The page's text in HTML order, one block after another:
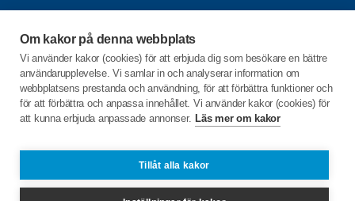
Om kakor på denna webbplats
Vi använder kakor (cookies) för att erbjuda dig som besökare en bättre
användarupplevelse. Vi samlar in och analyserar information om
webbplatsens prestanda och användning, för att förbättra funktioner och
för att förbättra och anpassa innehållet. Vi använder kakor (cookies) för
att kunna erbjuda anpassade annonser. Läs mer om kakor
Tillåt alla kakor
Bildgalleri
C/o:Leif Holm